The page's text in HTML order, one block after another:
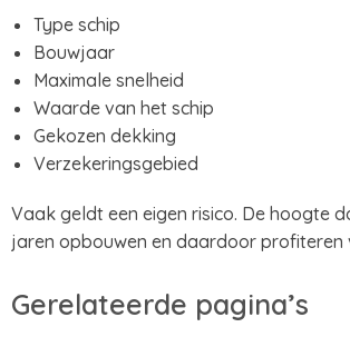
Type schip
Bouwjaar
Maximale snelheid
Waarde van het schip
Gekozen dekking
Verzekeringsgebied
Vaak geldt een eigen risico. De hoogte
jaren opbouwen en daardoor profiteren
Gerelateerde pagina’s